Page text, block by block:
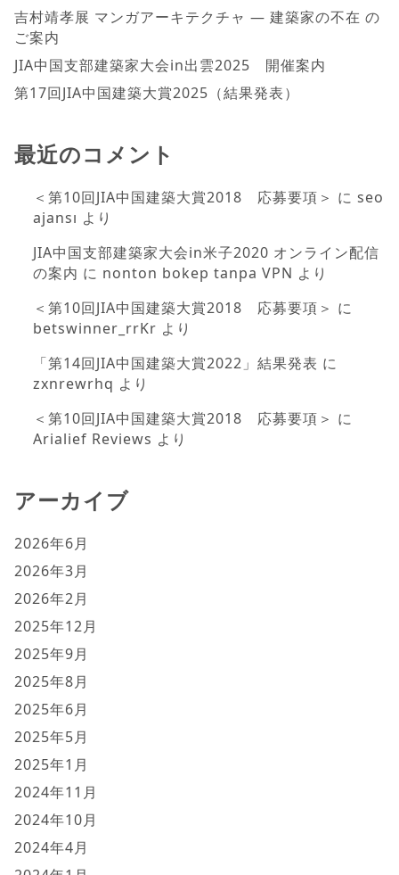
吉村靖孝展 マンガアーキテクチャ ― 建築家の不在 の
ご案内
JIA中国支部建築家大会in出雲2025 開催案内
第17回JIA中国建築大賞2025（結果発表）
最近のコメント
＜第10回JIA中国建築大賞2018 応募要項＞ に seo
ajansı より
JIA中国支部建築家大会in米子2020 オンライン配信
の案内 に nonton bokep tanpa VPN より
＜第10回JIA中国建築大賞2018 応募要項＞ に
betswinner_rrKr より
「第14回JIA中国建築大賞2022」結果発表 に
zxnrewrhq より
＜第10回JIA中国建築大賞2018 応募要項＞ に
Arialief Reviews より
アーカイブ
2026年6月
2026年3月
2026年2月
2025年12月
2025年9月
2025年8月
2025年6月
2025年5月
2025年1月
2024年11月
2024年10月
2024年4月